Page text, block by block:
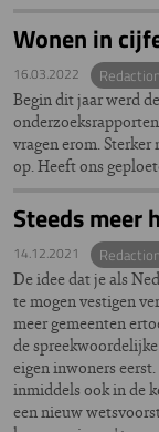
Wonen in
16.03.2022
Begin dit jaar werd
vragen erom. Sterker
op. Heeft ons
Steeds meer
14.12.2021
De idee dat je als
te mogen vestigen
meer gemeenten
de
eigen inwoners
inmiddels ook in de
een nieuw